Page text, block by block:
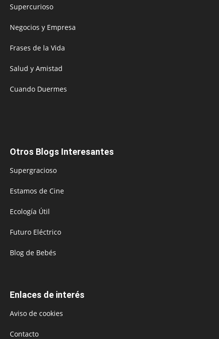
Supercurioso
Negocios y Empresa
Frases de la Vida
Salud y Amistad
Cuando Duermes
Otros Blogs Interesantes
Supergracioso
Estamos de Cine
Ecología Útil
Futuro Eléctrico
Blog de Bebés
Enlaces de interés
Aviso de cookies
Contacto